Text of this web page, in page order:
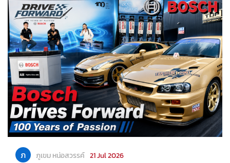
ภ ภูเขม หน่อสวรรค์ 21 Jul 2026